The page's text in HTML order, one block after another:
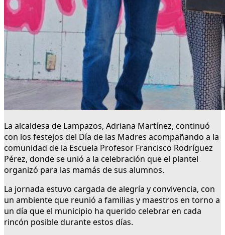
La alcaldesa de Lampazos, Adriana Martínez, continuó
con los festejos del Día de las Madres acompañando a la
comunidad de la Escuela Profesor Francisco Rodríguez
Pérez, donde se unió a la celebración que el plantel
organizó para las mamás de sus alumnos.
La jornada estuvo cargada de alegría y convivencia, con
un ambiente que reunió a familias y maestros en torno a
un día que el municipio ha querido celebrar en cada
rincón posible durante estos días.